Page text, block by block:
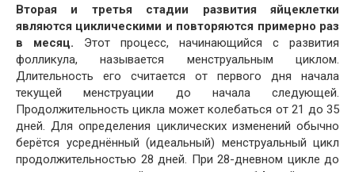
Вторая и третья стадии развития яйцеклетки
являются циклическими и повторяются примерно раз
в месяц. Этот процесс, начинающийся с развития
фолликула, называется менструальным циклом.
Длительность его считается от первого дня начала
текущей менструации до начала следующей.
Продолжительность цикла может колебаться от 21 до 35
дней. Для определения циклических изменений обычно
берётся усреднённый (идеальный) менструальный цикл
продолжительностью 28 дней. При 28-дневном цикле до